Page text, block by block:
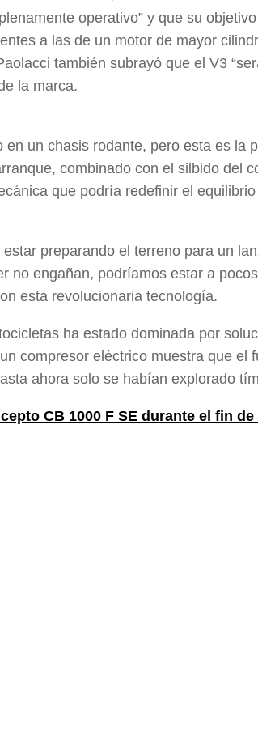
operativo” y que su
a las de un motor de mayor
también subrayó que el V3
la marca.
un chasis rodante, pero esta es la
combinado con el silbido del
que podría redefinir el
preparando el terreno para un
no engañan, podríamos estar a
esta revolucionaria tecnología.
ha estado dominada por
compresor eléctrico muestra que el
ahora solo se habían explorado
CB 1000 F SE durante el fin de